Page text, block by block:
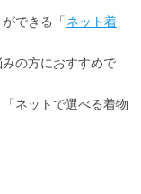
できる「 ネット着
の方におすすめで
ネットで選べる着物